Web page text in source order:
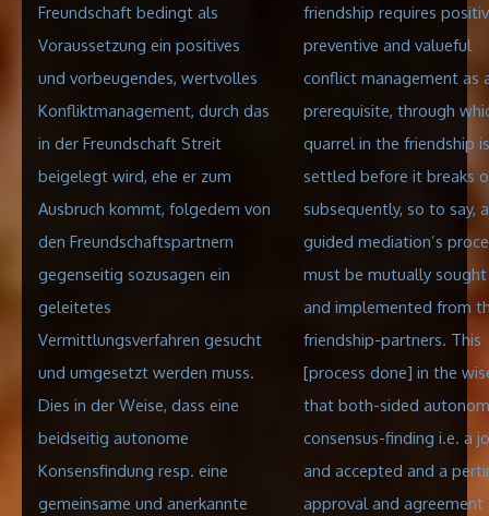
Freundschaft bedingt als
Voraussetzung ein positives
und vorbeugendes, wertvolles
Konfliktmanagement, durch das
in der Freundschaft Streit
beigelegt wird, ehe er zum
Ausbruch kommt, folgedem von
den Freundschaftspartnern
gegenseitig sozusagen ein
geleitetes
Vermittlungsverfahren gesucht
und umgesetzt werden muss.
Dies in der Weise, dass eine
beidseitig autonome
Konsensfindung resp. eine
gemeinsame und anerkannte
friendship requires
preventive and valueful
conflict management as
prerequisite, through
quarrel in the friendship is
settled before it breaks
subsequently, so to say, a
guided mediation’s
must be mutually
and implemented from
friendship-partners. This
[process done] in the
that both-sided
consensus-finding i.e. a
and accepted and a
approval and agreement